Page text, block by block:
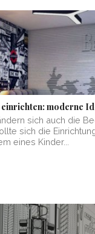
moderne
sich auch die
sich die
eines Kinder...